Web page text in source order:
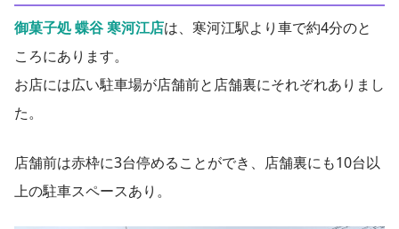
御菓子処 蝶谷 寒河江店は、寒河江駅より車で約4分のと
ころにあります。
お店には広い駐車場が店舗前と店舗裏にそれぞれありまし
た。
店舗前は赤枠に3台停めることができ、店舗裏にも10台以
上の駐車スペースあり。